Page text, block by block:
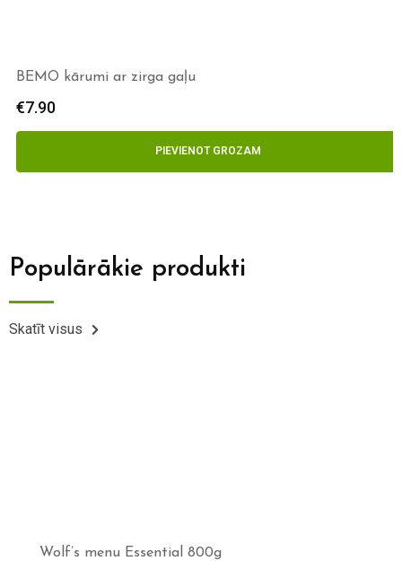
BEMO kārumi ar zirga gaļu
€7.90
PIEVIENOT GROZAM
Populārākie produkti
Skatīt visus
Wolf’s menu Essential 800g